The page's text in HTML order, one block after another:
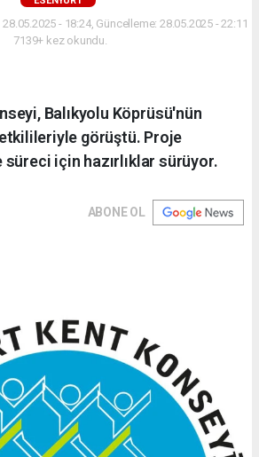
- 18:24, Güncelleme: 28.05.2025 - 22:11
7139+ kez okundu.
Balıkyolu Köprüsü'nün
görüştü. Proje
süreci için hazırlıklar sürüyor.
ABONE OL